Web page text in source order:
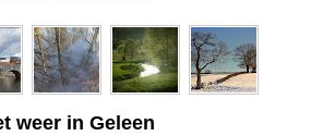
weer in Geleen